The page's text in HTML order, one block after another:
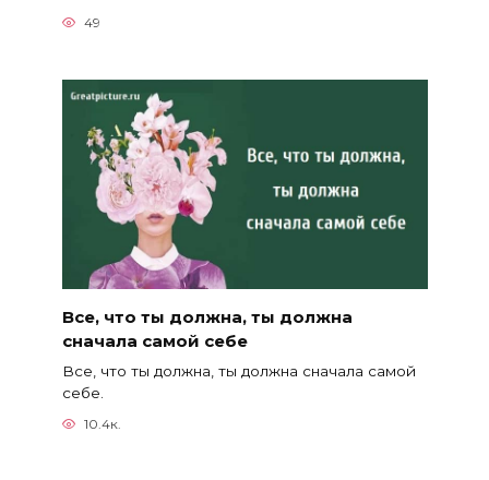
49
Все, что ты должна, ты должна
сначала самой себе
Все, что ты должна, ты должна сначала самой
себе.
10.4к.